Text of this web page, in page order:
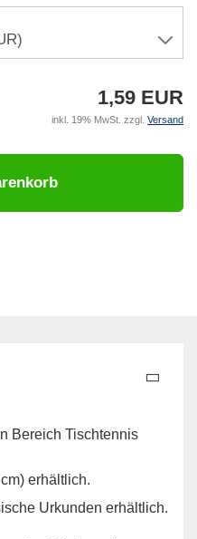
1,59 EUR
inkl. 19% MwSt. zzgl. Versand
Bereich Tischtennis
erhältlich.
Urkunden erhältlich.